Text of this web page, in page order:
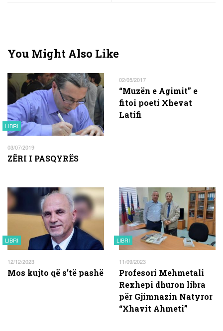
You Might Also Like
LIBRI
03/07/2019
ZËRI I PASQYRËS
02/05/2017
“Muzën e Agimit” e
fitoi poeti Xhevat
Latifi
LIBRI
12/12/2023
Mos kujto që s’të pashë
LIBRI
11/09/2023
Profesori Mehmetali
Rexhepi dhuron libra
për Gjimnazin Natyror
“Xhavit Ahmeti”